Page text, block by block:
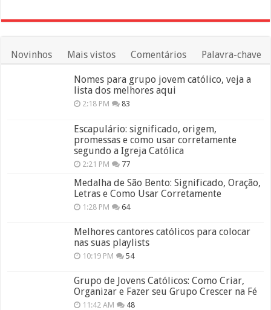
Novinhos Mais vistos Comentários Palavra-chave
Nomes para grupo jovem católico, veja a
lista dos melhores aqui
2:18 PM 83
Escapulário: significado, origem,
promessas e como usar corretamente
segundo a Igreja Católica
2:21 PM 77
Medalha de São Bento: Significado, Oração,
Letras e Como Usar Corretamente
1:28 PM 64
Melhores cantores católicos para colocar
nas suas playlists
10:19 PM 54
Grupo de Jovens Católicos: Como Criar,
Organizar e Fazer seu Grupo Crescer na Fé
11:42 AM 48